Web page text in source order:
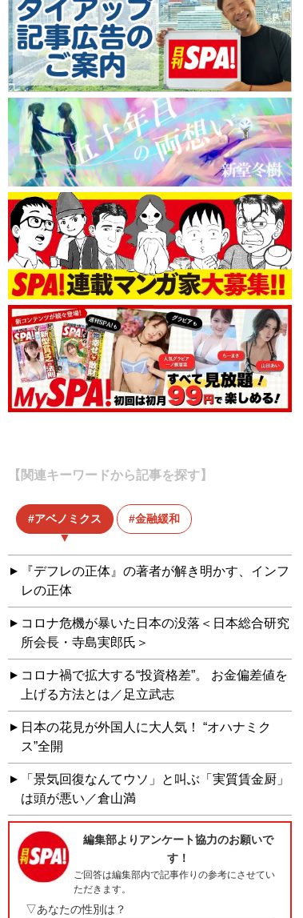
【関連キーワードから記事を探す】
アベノミクス 金融緩和
『デフレの正体』の著者が解き明かす、インフ
レの正体
コロナ危機が暴いた日本の没落＜日本総合研究
所会長・寺島実郎氏＞
コロナ禍で拡大する“投資格差”。 お金偏差値を
上げる方法とは／足立武志
日本の花見が外国人に大人気！ “オハナミク
ス”全開
「景気回復なんてウソ」と叫ぶ「実質賃金厨」
は頭が悪い／倉山満